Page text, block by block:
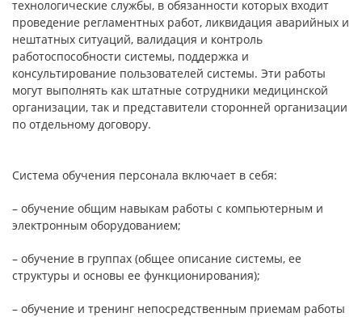
технологические службы, в обязанности которых входит
проведение регламентных работ, ликвидация аварийных и
нештатных ситуаций, валидация и контроль
работоспособности системы, поддержка и
консультирование пользователей системы. Эти работы
могут выполнять как штатные сотрудники медицинской
организации, так и представители сторонней организации
по отдельному договору.
Система обучения персонала включает в себя:
– обучение общим навыкам работы с компьютерным и
электронным оборудованием;
– обучение в группах (общее описание системы, ее
структуры и основы ее функционирования);
– обучение и тренинг непосредственным приемам работы